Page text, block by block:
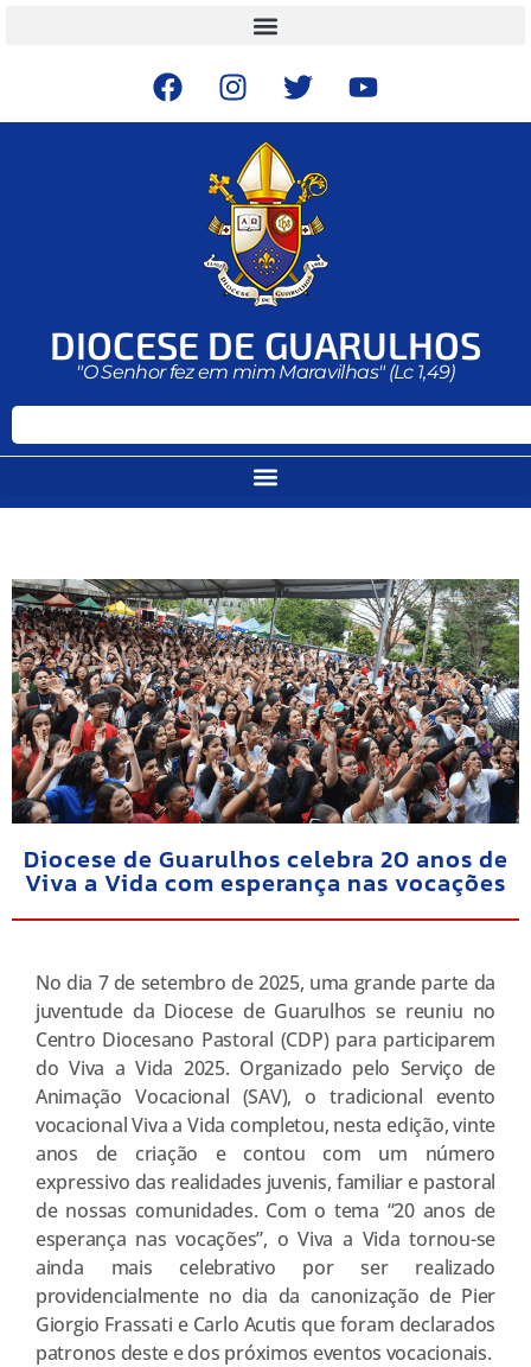
DIOCESE DE GUARULHOS
"O Senhor fez em mim Maravilhas" (Lc 1,49)
Diocese de Guarulhos celebra 20 anos de
Viva a Vida com esperança nas vocações
No dia 7 de setembro de 2025, uma grande parte da
juventude da Diocese de Guarulhos se reuniu no
Centro Diocesano Pastoral (CDP) para participarem
do Viva a Vida 2025. Organizado pelo Serviço de
Animação Vocacional (SAV), o tradicional evento
vocacional Viva a Vida completou, nesta edição, vinte
anos de criação e contou com um número
expressivo das realidades juvenis, familiar e pastoral
de nossas comunidades. Com o tema “20 anos de
esperança nas vocações”, o Viva a Vida tornou-se
ainda mais celebrativo por ser realizado
providencialmente no dia da canonização de Pier
Giorgio Frassati e Carlo Acutis que foram declarados
patronos deste e dos próximos eventos vocacionais.